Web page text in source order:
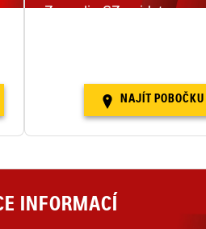
Zeppelin CZ najdete na
NAJÍT POBOČKU
INFORMACÍ